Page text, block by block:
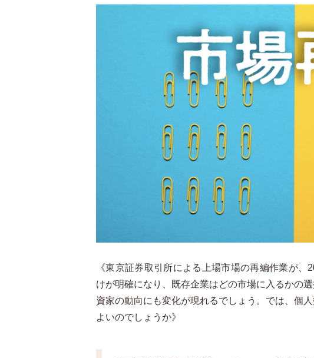
《東京証券取引所による上場市場の再編作業が
けが明確になり、既存企業はどの市場に入るかの
資家の動向にも変化が現れるでしょう。では、個
よいのでしょうか》